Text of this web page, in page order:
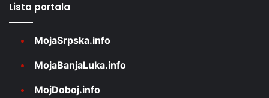
Lista portala
MojaSrpska.info
MojaBanjaLuka.info
MojDoboj.info